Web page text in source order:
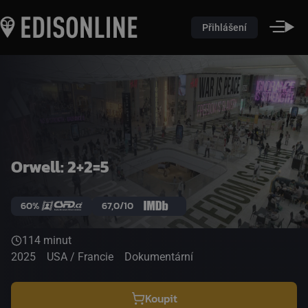
Přihlášení
Orwell: 2+2=5
60% 67,0/10
114 minut
2025
USA / Francie Dokumentární
Koupit